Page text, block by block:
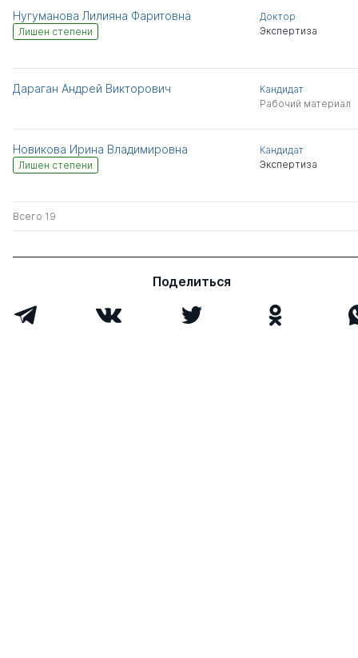
Нугуманова Лилияна Фаритовна
Лишен степени
Доктор
Экспертиза
Дараган Андрей Викторович
Кандидат
Рабочий материал
Новикова Ирина Владимировна
Лишен степени
Кандидат
Экспертиза
Всего 19
Поделиться